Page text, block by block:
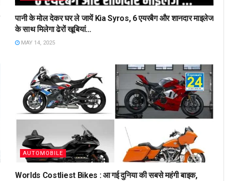
पानी के मोल देकर घर ले जायें Kia Syros, 6 एयरबैग और शानदार माइलेज
के साथ मिलेगा ढेरों खूबियां…
MAY 14, 2025
AUTOMOBILE
Worlds Costliest Bikes : आ गई दुनिया की सबसे महंगी बाइक,